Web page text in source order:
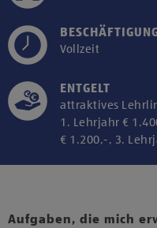
Vollzeit
ENTGELT
attraktives
1. Lehrjahr €
€ 1.200,-, 3.
Aufgaben, die mich